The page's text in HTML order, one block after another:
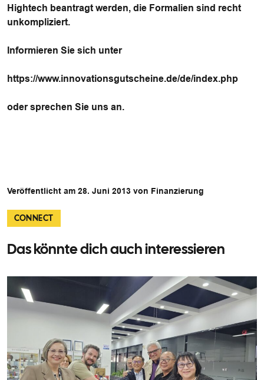
Hightech beantragt werden, die Formalien sind recht
unkompliziert.
Informieren Sie sich unter
https://www.innovationsgutscheine.de/de/index.php
oder sprechen Sie uns an.
Veröffentlicht am 28. Juni 2013 von Finanzierung
CONNECT
Das könnte dich auch interessieren